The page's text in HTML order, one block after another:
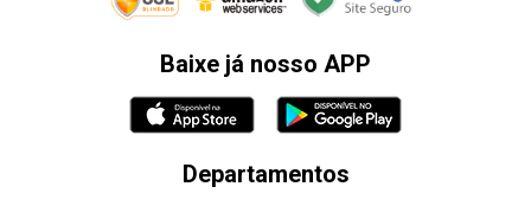
Baixe já nosso APP
Departamentos